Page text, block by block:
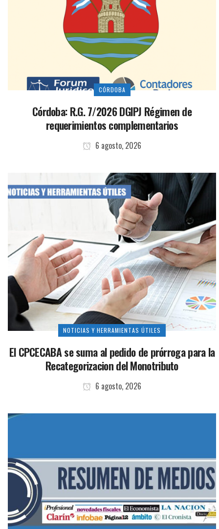
CÓRDOBA
Córdoba: R.G. 7/2026 DGIPJ Régimen de
requerimientos complementarios
6 agosto, 2026
NOTICIAS Y HERRAMIENTAS ÚTILES
El CPCECABA se suma al pedido de prórroga para la
Recategorizacion del Monotributo
6 agosto, 2026